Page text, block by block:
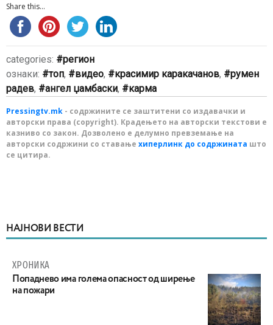
Share this...
categories:
регион
ознаки:
топ, видео, красимир каракачанов,
румен
радев, ангел џамбаски, карма
Pressingtv.mk - содржините се заштитени со издавачки и
авторски права (copyright). Крадењето на авторски текстови е
казниво со закон. Дозволено е делумно превземање на
авторски содржини со ставање хиперлинк до содржината што
се цитира.
НАЈНОВИ ВЕСТИ
ХРОНИКА
Попаднево има голема опасност од ширење
на пожари